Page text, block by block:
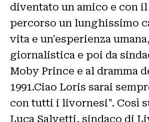
diventato un amico e con
percorso un lunghissimo
vita e un'esperienza umana,
giornalistica e poi da
Moby Prince e al dramma
1991.Ciao Loris sarai
con tutti i livornesi". Così
Luca Salvetti, sindaco di